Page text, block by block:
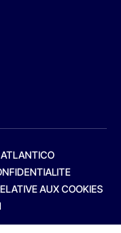
AUX COOKIES